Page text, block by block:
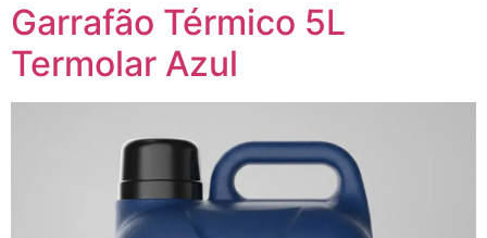
Garrafão Térmico 5L
Termolar Azul